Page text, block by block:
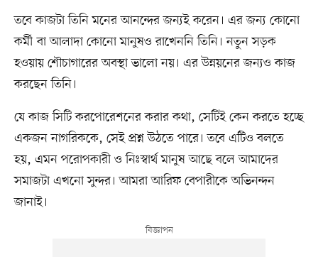
তবে কাজটা তিনি মনের আনন্দের জন্যই করেন। এর জন্য কোনো
কর্মী বা আলাদা কোনো মানুষও রাখেননি তিনি। নতুন সড়ক
হওয়ায় শৌচাগারের অবস্থা ভালো নয়। এর উন্নয়নের জন্যও কাজ
করছেন তিনি।
যে কাজ সিটি করপোরেশনের করার কথা, সেটিই কেন করতে হচ্ছে
একজন নাগরিককে, সেই প্রশ্ন উঠতে পারে। তবে এটিও বলতে
হয়, এমন পরোপকারী ও নিঃস্বার্থ মানুষ আছে বলে আমাদের
সমাজটা এখনো সুন্দর। আমরা আরিফ বেপারীকে অভিনন্দন
জানাই।